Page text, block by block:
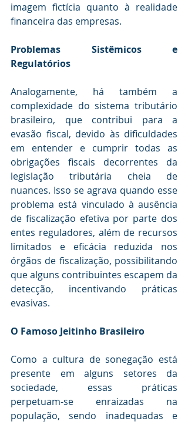
imagem fictícia quanto à realidade
financeira das empresas.
Problemas Sistêmicos e
Regulatórios
Analogamente, há também a
complexidade do sistema tributário
brasileiro, que contribui para a
evasão fiscal, devido às dificuldades
em entender e cumprir todas as
obrigações fiscais decorrentes da
legislação tributária cheia de
nuances. Isso se agrava quando esse
problema está vinculado à ausência
de fiscalização efetiva por parte dos
entes reguladores, além de recursos
limitados e eficácia reduzida nos
órgãos de fiscalização, possibilitando
que alguns contribuintes escapem da
detecção, incentivando práticas
evasivas.
O Famoso Jeitinho Brasileiro
Como a cultura de sonegação está
presente em alguns setores da
sociedade, essas práticas
perpetuam-se enraizadas na
população, sendo inadequadas e